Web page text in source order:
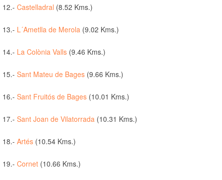
12.- Castelladral (8.52 Kms.)
13.- L´Ametlla de Merola (9.02 Kms.)
14.- La Colònia Valls (9.46 Kms.)
15.- Sant Mateu de Bages (9.66 Kms.)
16.- Sant Fruitós de Bages (10.01 Kms.)
17.- Sant Joan de Vilatorrada (10.31 Kms.)
18.- Artés (10.54 Kms.)
19.- Cornet (10.66 Kms.)